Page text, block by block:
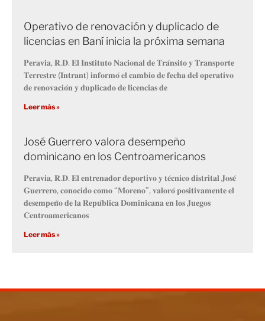
Operativo de renovación y duplicado de
licencias en Baní inicia la próxima semana
𝐏𝐞𝐫𝐚𝐯𝐢𝐚, 𝐑.𝐃. 𝐄𝐥 𝐈𝐧𝐬𝐭𝐢𝐭𝐮𝐭𝐨 𝐍𝐚𝐜𝐢𝐨𝐧𝐚𝐥 𝐝𝐞 𝐓𝐫𝐚́𝐧𝐬𝐢𝐭𝐨 𝐲 𝐓𝐫𝐚𝐧𝐬𝐩𝐨𝐫𝐭𝐞
𝐓𝐞𝐫𝐫𝐞𝐬𝐭𝐫𝐞 (𝐈𝐧𝐭𝐫𝐚𝐧𝐭) 𝐢𝐧𝐟𝐨𝐫𝐦𝐨́ 𝐞𝐥 𝐜𝐚𝐦𝐛𝐢𝐨 𝐝𝐞 𝐟𝐞𝐜𝐡𝐚 𝐝𝐞𝐥 𝐨𝐩𝐞𝐫𝐚𝐭𝐢𝐯𝐨
𝐝𝐞 𝐫𝐞𝐧𝐨𝐯𝐚𝐜𝐢𝐨́𝐧 𝐲 𝐝𝐮𝐩𝐥𝐢𝐜𝐚𝐝𝐨 𝐝𝐞 𝐥𝐢𝐜𝐞𝐧𝐜𝐢𝐚𝐬 𝐝𝐞
Leer más »
José Guerrero valora desempeño
dominicano en los Centroamericanos
𝐏𝐞𝐫𝐚𝐯𝐢𝐚, 𝐑.𝐃. 𝐄𝐥 𝐞𝐧𝐭𝐫𝐞𝐧𝐚𝐝𝐨𝐫 𝐝𝐞𝐩𝐨𝐫𝐭𝐢𝐯𝐨 𝐲 𝐭𝐞́𝐜𝐧𝐢𝐜𝐨 𝐝𝐢𝐬𝐭𝐫𝐢𝐭𝐚𝐥 𝐉𝐨𝐬𝐞́
𝐆𝐮𝐞𝐫𝐫𝐞𝐫𝐨, 𝐜𝐨𝐧𝐨𝐜𝐢𝐝𝐨 𝐜𝐨𝐦𝐨 “𝐌𝐨𝐫𝐞𝐧𝐨”, 𝐯𝐚𝐥𝐨𝐫𝐨́ 𝐩𝐨𝐬𝐢𝐭𝐢𝐯𝐚𝐦𝐞𝐧𝐭𝐞 𝐞𝐥
𝐝𝐞𝐬𝐞𝐦𝐩𝐞𝐧̃𝐨 𝐝𝐞 𝐥𝐚 𝐑𝐞𝐩𝐮́𝐛𝐥𝐢𝐜𝐚 𝐃𝐨𝐦𝐢𝐧𝐢𝐜𝐚𝐧𝐚 𝐞𝐧 𝐥𝐨𝐬 𝐉𝐮𝐞𝐠𝐨𝐬
𝐂𝐞𝐧𝐭𝐫𝐨𝐚𝐦𝐞𝐫𝐢𝐜𝐚𝐧𝐨𝐬
Leer más »